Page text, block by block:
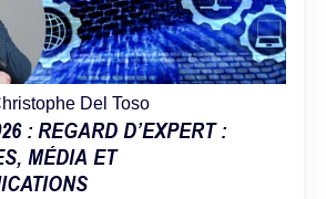
Del Toso
: REGARD D’EXPERT :
MÉDIA ET